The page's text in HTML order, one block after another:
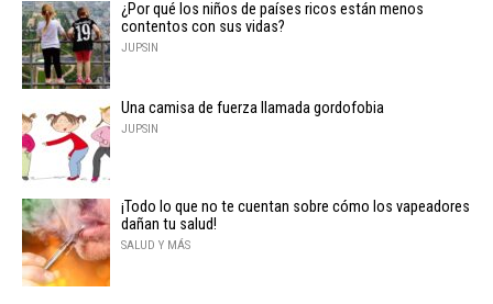
¿Por qué los niños de países ricos están menos
contentos con sus vidas?
JUPSIN
Una camisa de fuerza llamada gordofobia
JUPSIN
¡Todo lo que no te cuentan sobre cómo los vapeadores
dañan tu salud!
SALUD Y MÁS